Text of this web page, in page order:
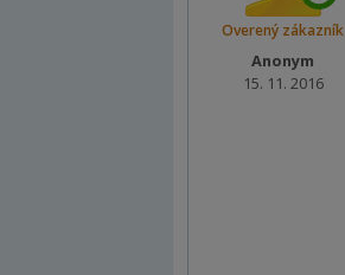
Overený zákazník
Anonym
15. 11. 2016